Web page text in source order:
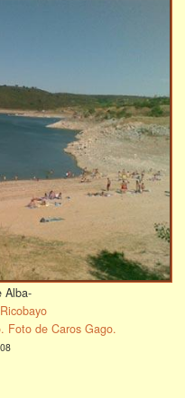
Alba-
Foto de Caros Gago.